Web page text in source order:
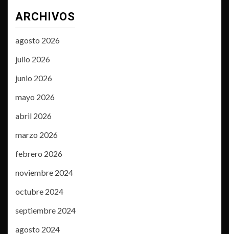
ARCHIVOS
agosto 2026
julio 2026
junio 2026
mayo 2026
abril 2026
marzo 2026
febrero 2026
noviembre 2024
octubre 2024
septiembre 2024
agosto 2024